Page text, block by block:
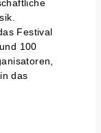
Festival
100
das